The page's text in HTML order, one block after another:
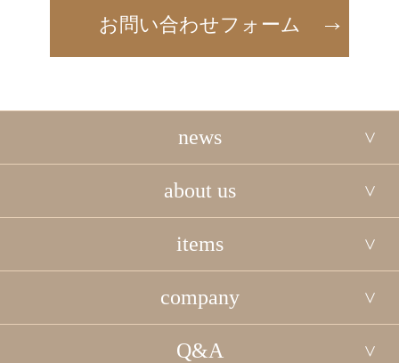
お問い合わせフォーム
news
about us
items
company
Q&A